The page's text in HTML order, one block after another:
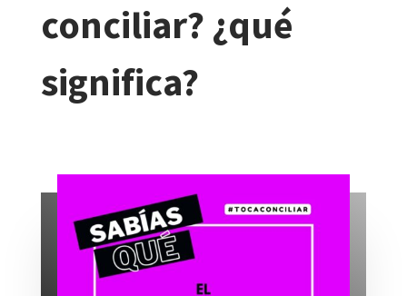
conciliar? ¿qué
significa?